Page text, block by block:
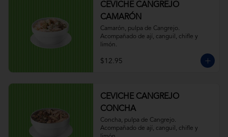
CEVICHE CANGREJO
CAMARÓN
Camarón, pulpa de Cangrejo.
Acompañado de ají, canguil, chifle y
limón.
$12.95
CEVICHE CANGREJO
CONCHA
Concha, pulpa de Cangrejo.
Acompañado de ají, canguil, chifle y